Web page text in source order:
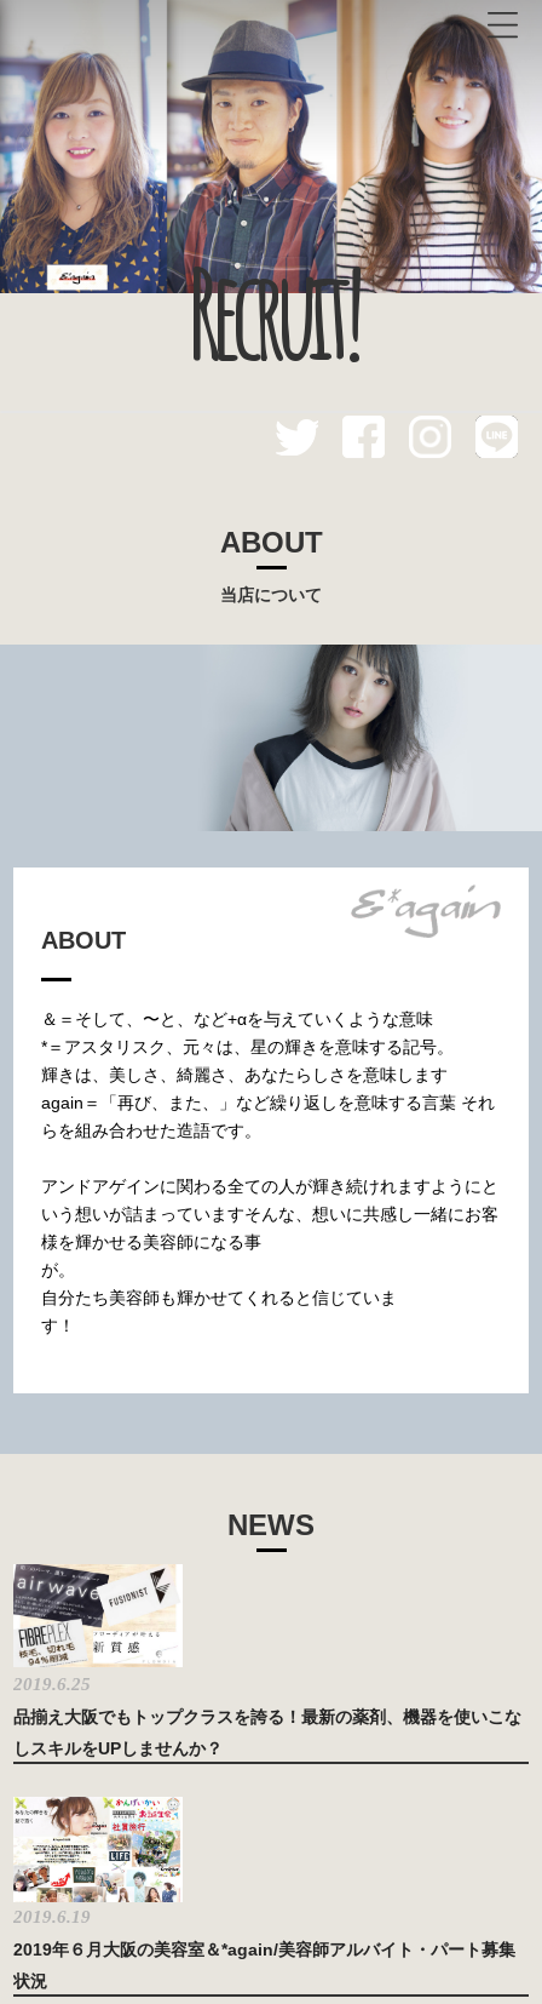
Recruit!
ABOUT
当店について
ABOUT
＆＝そして、〜と、など+αを与えていくような意味
*＝アスタリスク、元々は、星の輝きを意味する記号。
輝きは、美しさ、綺麗さ、あなたらしさを意味します
again＝「再び、また、」など繰り返しを意味する言葉それ
らを組み合わせた造語です。
アンドアゲインに関わる全ての人が輝き続けれますよう にと
いう想いが詰まっていますそんな、想いに共感し一緒にお客
様を輝かせる美容師になる事
が。
自分たち美容師も輝かせてくれると信じていま
す！
NEWS
2019.6.25
品揃え大阪でもトップクラスを誇る！最新の薬剤、機器を使いこな
しスキルをUPしませんか？
2019.6.19
2019年６月大阪の美容室＆*again/美容師アルバイト・パート募集
状況